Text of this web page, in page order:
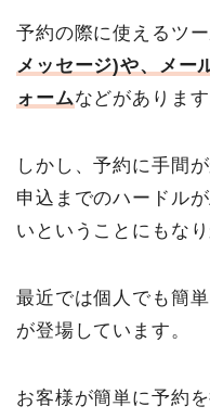
予約の際に使えるツー
メッセージ)や、メー
ォームなどがあります
しかし、予約に手間
申込までのハードル
いということにもなり
最近では個人でも簡
が登場しています。
お客様が簡単に予約